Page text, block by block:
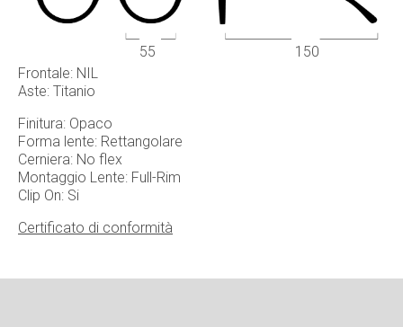
Frontale: NIL
Aste: Titanio
Finitura: Opaco
Forma lente: Rettangolare
Cerniera: No flex
Montaggio Lente: Full-Rim
Clip On: Si
Certificato di conformità
55 150